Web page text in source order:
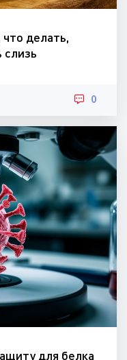
делать,
слизь
0
для белка